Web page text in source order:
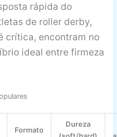
rápida do
de roller derby,
crítica, encontram no
ideal entre firmeza
Formato
Dureza